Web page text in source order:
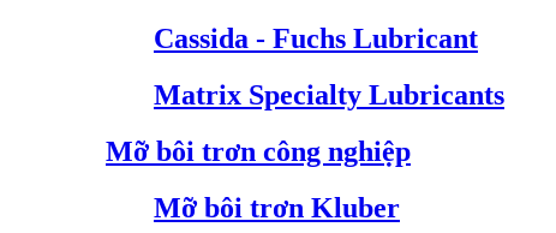
Cassida - Fuchs Lubricant
Matrix Specialty Lubricants
Mỡ bôi trơn công nghiệp
Mỡ bôi trơn Kluber